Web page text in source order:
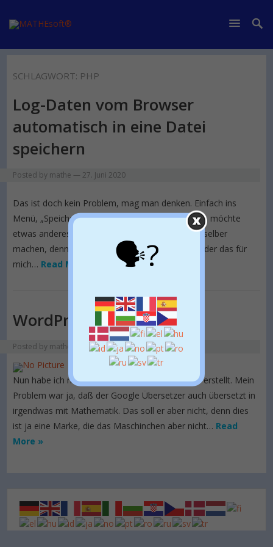
SCHLAGWORT: PHP
Log-Daten vom Browser
automatisch in eine Datei
speichern
Posted by mathe — 27. Juni 2020
Das ist doch kein Problem, mag man denken. Einfach ins
Menü, „Speichern unter…“ und fertig! Ja… Aber ich möchte
etwas anderes erreichen – ich möchte das nicht selber
machen, denn habe schließlich einen Computer, der das für
mich… Read More »
WordPress-Plugin basteln
Posted by mathe 2. März 2018
Nun habe ich mir mein erstes WordPress-Plugin erstellt. Mein
Problem war ja, daß der Google Übersetzer auch übersetzt in
irgendwas mit Mathematik. Das soll er aber nicht, denn dies
ist ja eine Marke, die das Maschinchen aber nicht… Read
More »
🗣?